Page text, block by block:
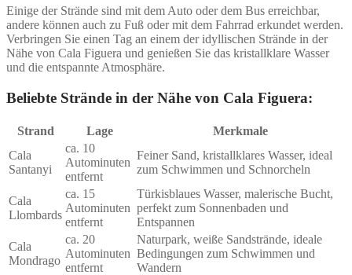
Einige der Strände sind mit dem Auto oder dem Bus erreichbar,
andere können auch zu Fuß oder mit dem Fahrrad erkundet werden.
Verbringen Sie einen Tag an einem der idyllischen Strände in der
Nähe von Cala Figuera und genießen Sie das kristallklare Wasser
und die entspannte Atmosphäre.
Beliebte Strände in der Nähe von Cala Figuera:
Strand Lage
Merkmale
Cala
Santanyi
ca. 10
Autominuten
entfernt
Feiner Sand, kristallklares Wasser, ideal
zum Schwimmen und Schnorcheln
Cala
Llombards
ca. 15
Autominuten
entfernt
Türkisblaues Wasser, malerische Bucht,
perfekt zum Sonnenbaden und
Entspannen
Cala
Mondrago
ca. 20
Autominuten
entfernt
Naturpark, weiße Sandstrände, ideale
Bedingungen zum Schwimmen und
Wandern